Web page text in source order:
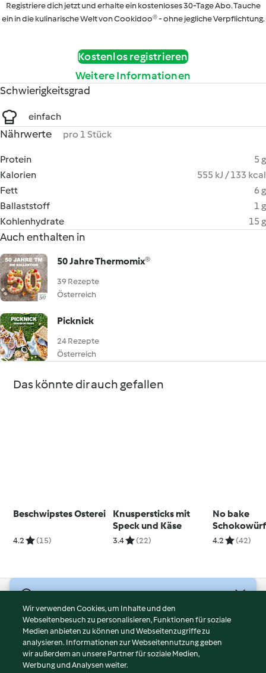
Registriere dich jetzt und erhalte ein kostenloses 30-Tage Abo. Tauche
ein in die kulinarische Welt von Cookidoo® - ohne jegliche Verpflichtung.
Kostenlos registrieren
Weitere Informationen
Schwierigkeitsgrad
einfach
Nährwerte pro 1 Stück
Protein
5 g
Kalorien
555 kJ / 133 kcal
Fett
6 g
Ballaststoff
1 g
Kohlenhydrate
15 g
Auch enthalten in
50 Jahre Thermomix®
39 Rezepte
Österreich
Picknick
24 Rezepte
Österreich
Das könnte dir auch gefallen
Beschwipstes Osterei
4.2 (15)
Knuspersticks mit
Speck und Käse
3.4 (22)
No bake
4.2 (42)
Nutzungsbedingungen
Datenschutzrichtlinien
Disclaimer
Impressum
Wir verwenden Cookies, um Inhalte und den
Webseitenbesuch zu personalisieren, Funktionen für soziale
Medien anbieten zu können und Webseitenzugriffe zu
analysieren. Informationen zur Webseitennutzung geben
wir außerdem an unsere Partner für soziale Medien,
Werbung und Analysen weiter.